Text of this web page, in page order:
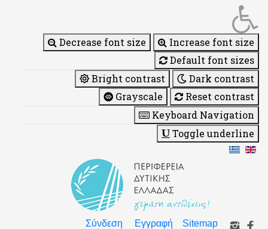
Decrease font size
Increase font size
Default font sizes
Bright contrast
Dark contrast
Grayscale
Reset contrast
Keyboard Navigation
Toggle underline
Σύνδεση Εγγραφή Sitemap